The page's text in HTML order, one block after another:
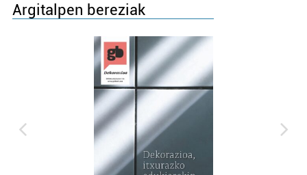
Argitalpen bereziak